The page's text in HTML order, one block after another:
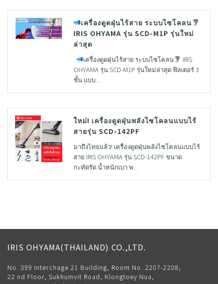
เครื่องดูดฝุ่นไร้สาย ระบบไซโคลน
IRIS OHYAMA รุ่น SCD-M1P รุ่นใหม่
ล่าสุด
เครื่องดูดฝุ่นไร้สาย ระบบไซโคลน
IRIS
OHYAMA รุ่น SCD-M1P รุ่นใหม่ล่าสุด ฟิลเตอร์ 3
ชั้น แบบ...
ใหม่! เครื่องดูดฝุ่นพลังไซโคลนแบบไร้
สายรุ่น SCD-142PF
มาถึงไทยแล้ว! เครื่องดูดฝุ่นพลังไซโคลนแบบไร้
สาย IRIS OHYAMA รุ่น SCD-142PF ขนาด
กะทัดรัด น้ำหนักเบา พ...
IRIS OHYAMA(THAILAND) CO.,LTD.
No. 399 Interchage 21 Building, Room No. 2207-2208,
22 nd Floor, Sukhumvit Road, Klongtoey Nua,